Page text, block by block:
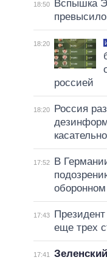
18:50
Вспышка
18:20
россией
18:20
Россия
17:52
В
17:43
еще трех
17:41